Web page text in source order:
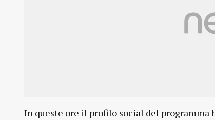
In queste ore il profilo social del programma